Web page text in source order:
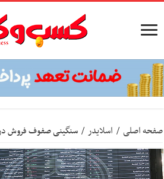
صفحه اصلی / اسلایدر / سنگینی صفوف فروش